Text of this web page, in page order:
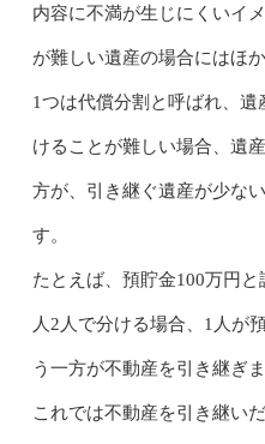
内容に不満が生じにくいイ
が難しい遺産の場合にはほ
1つは代償分割と呼ばれ、
けることが難しい場合、遺
方が、引き継ぐ遺産が少な
す。
たとえば、預貯金100万円
人2人で分ける場合、1人が
う一方が不動産を引き継ぎま
これでは不動産を引き継い